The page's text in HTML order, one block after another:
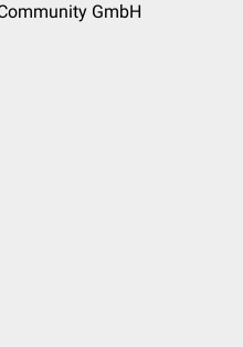
GmbH